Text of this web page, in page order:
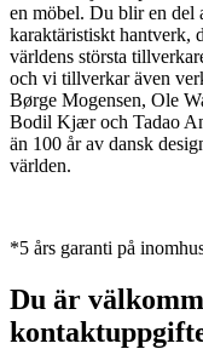
en möbel. Du blir en del
karaktäristiskt hantverk,
världens största
och vi tillverkar även
Børge Mogensen, Ole
Bodil Kjær och Tadao
än 100 år av dansk
världen.
*5 års garanti på
Du är